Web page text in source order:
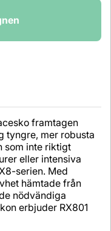
framtagen
tyngre, mer robusta
som inte riktigt
eller intensiva
serien. Med
hämtade från
nödvändiga
erbjuder RX801